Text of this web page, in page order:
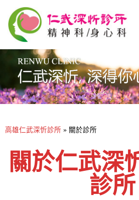
高雄仁武深忻診所 » 關於診所
關於仁武深
診所